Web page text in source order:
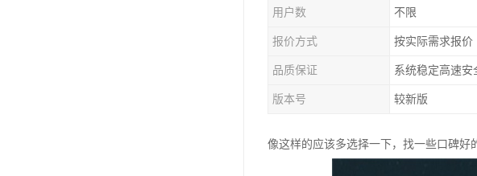
用户数 不限
报价方式 按实际需求报价
品质保证 系统稳定高速安
版本号 较新版
像这样的应该多选择一下，找一些口碑好